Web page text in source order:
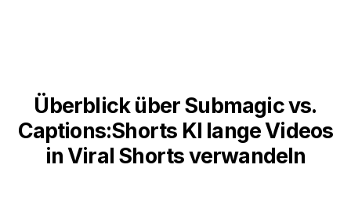
Überblick über Submagic vs.
Captions:Shorts KI lange Videos
in Viral Shorts verwandeln